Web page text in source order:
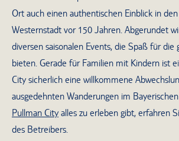
Ort auch einen authentischen Einblick in
Westernstadt vor 150 Jahren. Abgerundet
diversen saisonalen Events, die Spaß für die
bieten. Gerade für Familien mit Kindern ist
City sicherlich eine willkommene
ausgedehnten Wanderungen im
Pullman Cityalles zu erleben gibt, erfahren
des Betreibers.